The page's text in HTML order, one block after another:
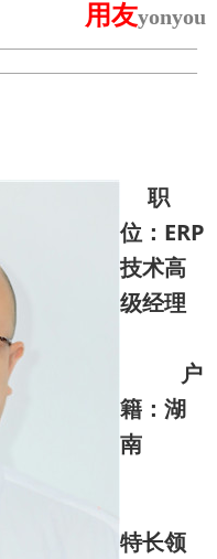
用友yonyou
建新
职
位：ERP
技术高
级经理
户
籍：湖
南
特长领